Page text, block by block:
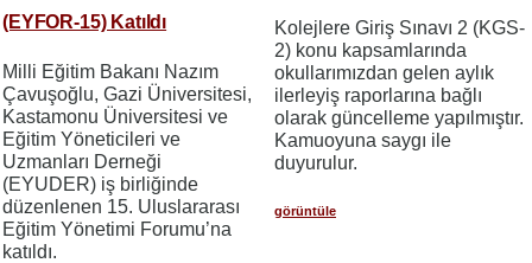
(EYFOR-15) Katıldı
​​​​​​​Milli Eğitim Bakanı Nazım
Çavuşoğlu, Gazi Üniversitesi,
Kastamonu Üniversitesi ve
Eğitim Yöneticileri ve
Uzmanları Derneği
(EYUDER) iş birliğinde
düzenlenen 15. Uluslararası
Eğitim Yönetimi Forumu’na
katıldı.
Kolejlere Giriş Sınavı 2 (KGS-
2) konu kapsamlarında
okullarımızdan gelen aylık
ilerleyiş raporlarına bağlı
olarak güncelleme yapılmıştır.
Kamuoyuna saygı ile
duyurulur.
görüntüle